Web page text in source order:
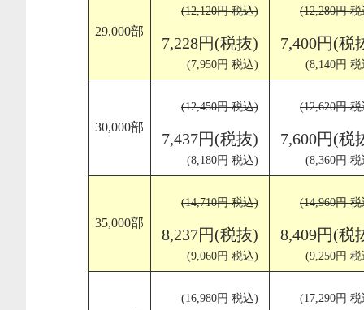
29,000部
(12,120円 税込)
7,228円(税抜)
(7,950円 税込)
(12,280円
7,400円(税
(8,140円
30,000部
(12,450円 税込)
7,437円(税抜)
(8,180円 税込)
(12,620円
7,600円(税
(8,360円
35,000部
(14,710円 税込)
8,237円(税抜)
(9,060円 税込)
(14,960円
8,409円(税
(9,250円
(16,980円 税込) (17,290円